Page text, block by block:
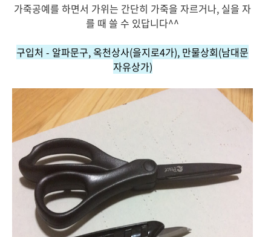
가죽공예를 하면서 가위는 간단히 가죽을 자르거나, 실을 자
를 때 쓸 수 있답니다^^
구입처 - 알파문구, 옥천상사(을지로4가), 만물상회(남대문
자유상가)